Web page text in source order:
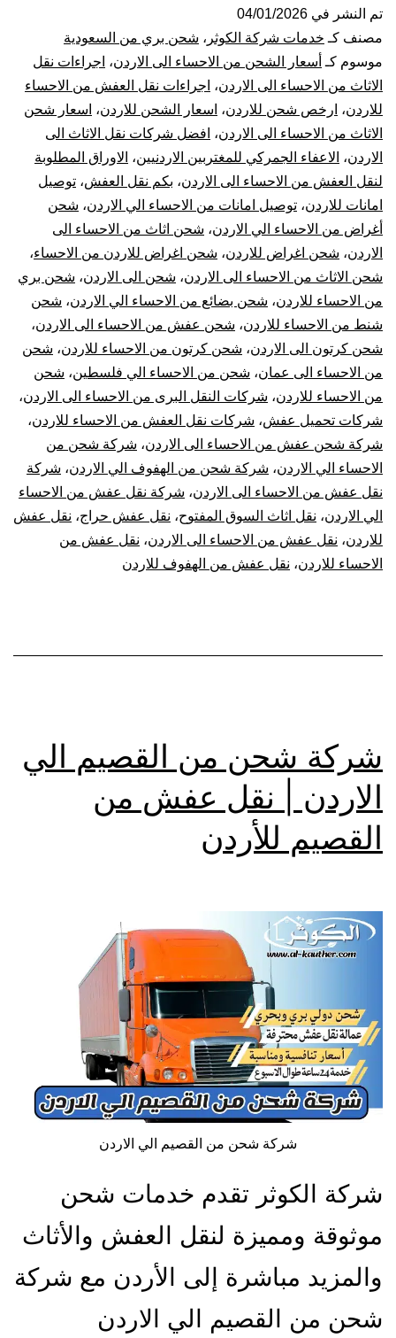
الاحساء
الي
الاردن
|
نقل
عفش
من
الإحساء
للأردن
تم النشر في 04/01/2026
مصنف كـ خدمات شركة الكوثر ، شحن بري من السعودية
موسوم كـ أسعار الشحن من الاحساء الى الاردن، اجراءات نقل
الاثاث من الاحساء الى الاردن، اجراءات نقل العفش من الاحساء
للاردن، ارخص شحن للاردن، اسعار الشحن للاردن، اسعار شحن
الاثاث من الاحساء الى الاردن، افضل شركات نقل الاثاث الى
الاردن، الاعفاء الجمركي للمغتربين الاردنيين، الاوراق المطلوبة
لنقل العفش من الاحساء الى الاردن، بكم نقل العفش، توصيل
امانات للاردن، توصيل امانات من الاحساء الي الاردن، شحن
أغراض من الاحساء الي الاردن، شحن اثاث من الاحساء الى
الاردن، شحن اغراض للاردن، شحن اغراض للاردن من الاحساء،
شحن الاثاث من الاحساء الى الاردن، شحن الى الاردن، شحن بري
من الاحساء للاردن، شحن بضائع من الاحساء الي الاردن، شحن
شنط من الاحساء للاردن، شحن عفش من الاحساء الى الاردن،
شحن كرتون الى الاردن، شحن كرتون من الاحساء للاردن، شحن
من الاحساء الى عمان، شحن من الاحساء الي فلسطين، شحن
من الاحساء للاردن، شركات النقل البرى من الاحساء الى الاردن،
شركات تحميل عفش، شركات نقل العفش من الاحساء للاردن،
شركة شحن عفش من الاحساء الى الاردن، شركة شحن من
الاحساء الي الاردن، شركة شحن من الهفوف الي الاردن، شركة
نقل عفش من الاحساء الى الاردن، شركة نقل عفش من الاحساء
الي الاردن، نقل اثاث السوق المفتوح، نقل عفش حراج، نقل عفش
للاردن، نقل عفش من الاحساء الى الاردن، نقل عفش من
الاحساء للاردن، نقل عفش من الهفوف للاردن
شركة شحن من القصيم الي
الاردن | نقل عفش من
القصيم للأردن
شركة شحن من القصيم الي الاردن
شركة الكوثر تقدم خدمات شحن
موثوقة ومميزة لنقل العفش والأثاث
والمزيد مباشرة إلى الأردن مع شركة
شحن من القصيم الي الاردن